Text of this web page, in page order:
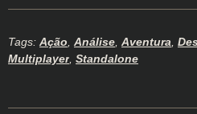
Tags: Ação, Análise, Aventura,
Multiplayer, Standalone